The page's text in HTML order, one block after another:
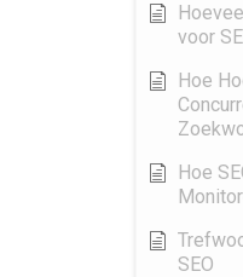
voor
Hoe
Hoe
SEO